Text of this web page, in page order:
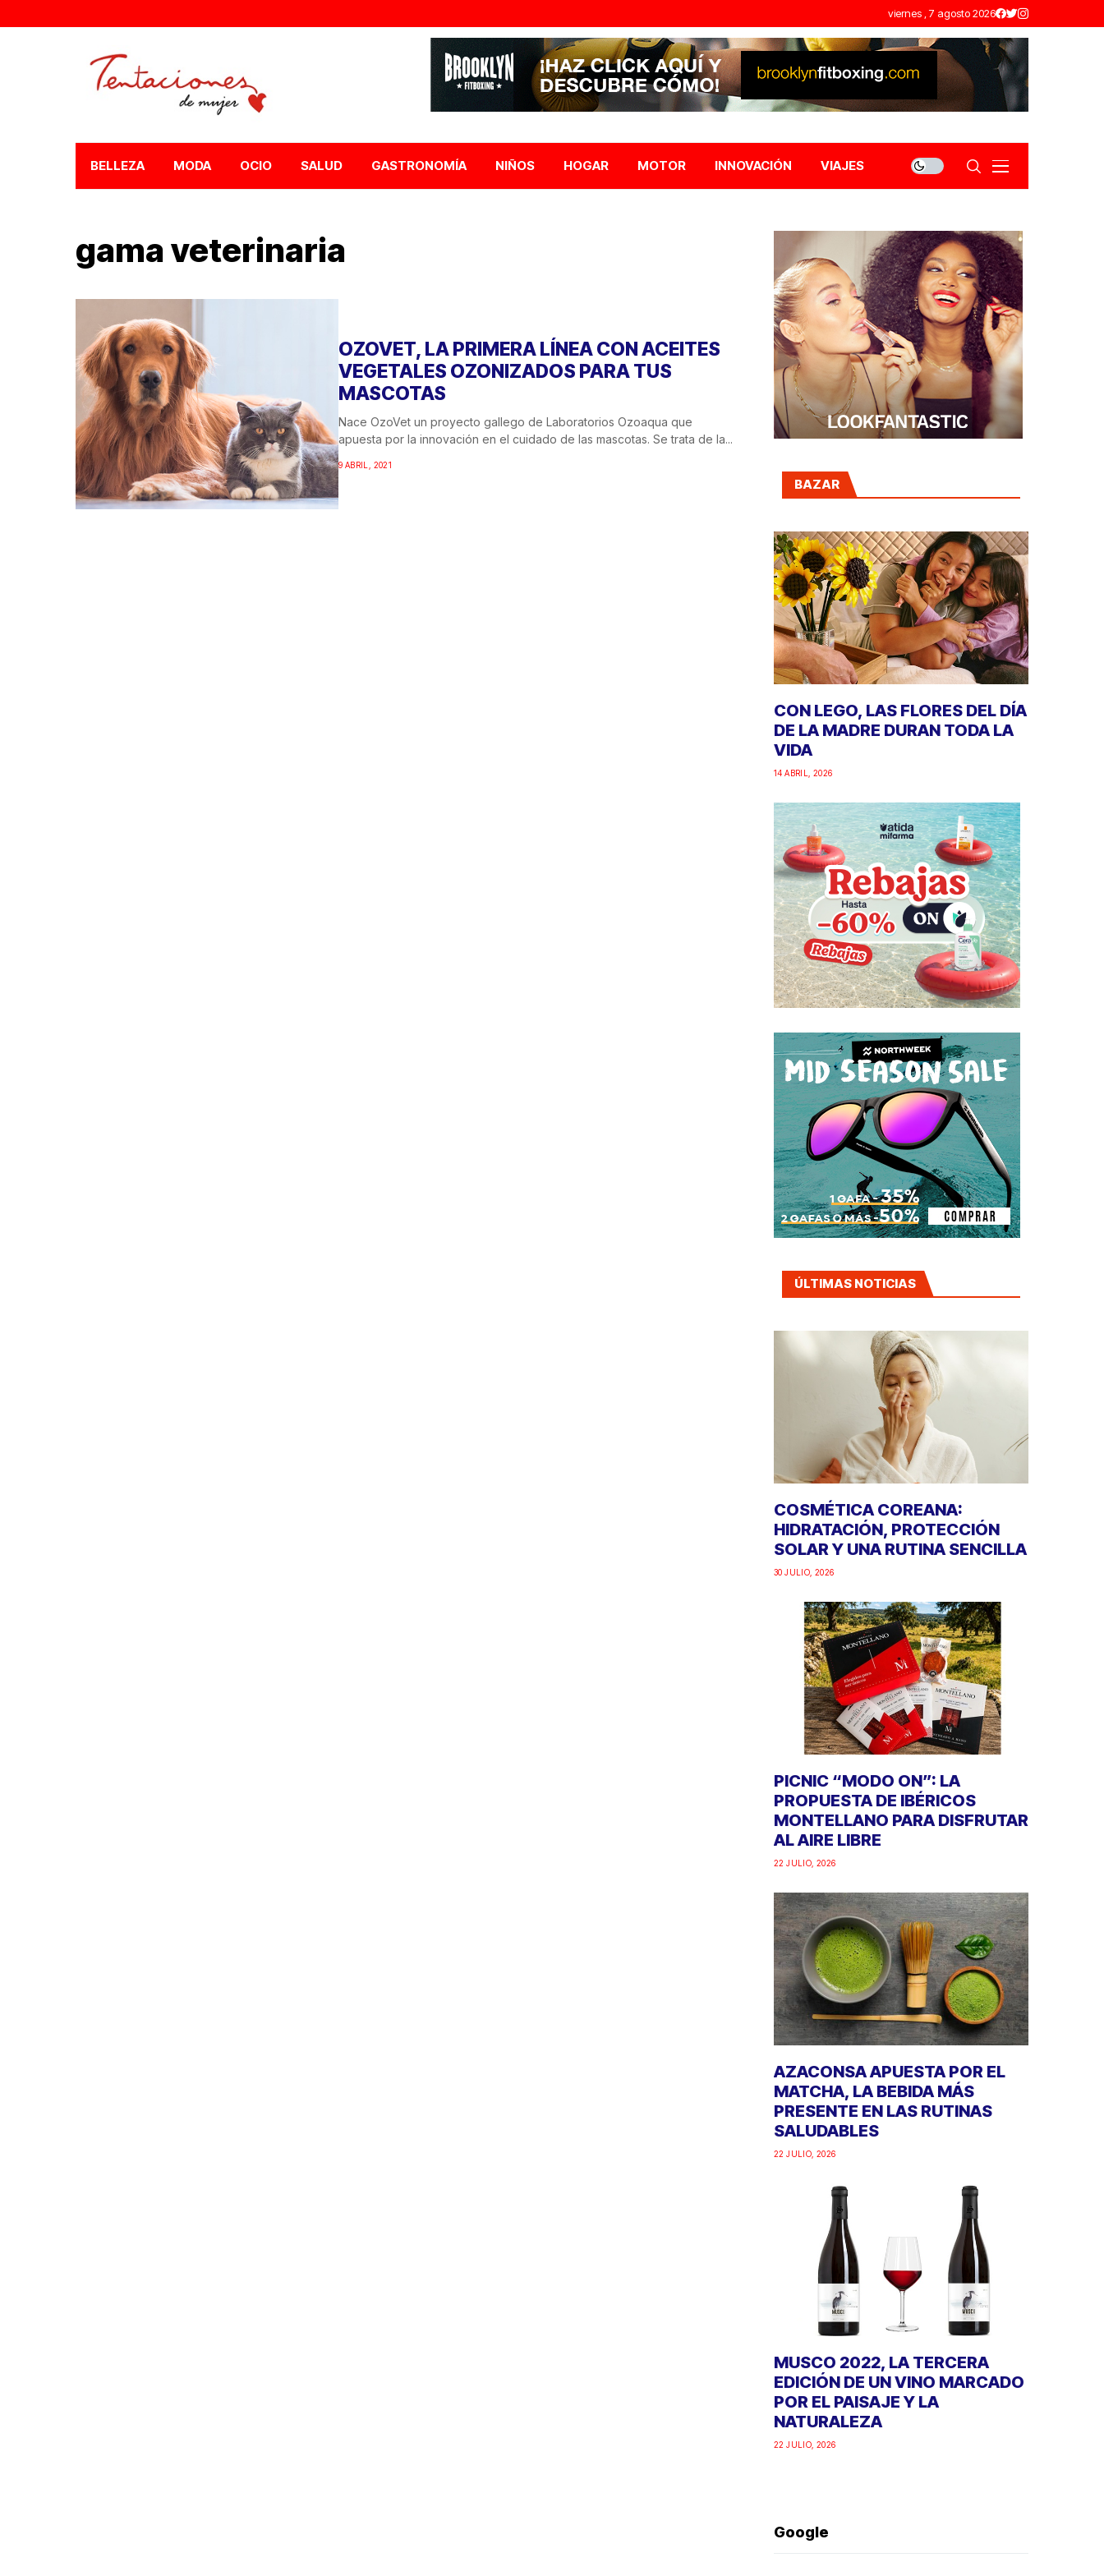
viernes , 7 agosto 2026
BELLEZA MODA OCIO SALUD GASTRONOMÍA NIÑOS HOGAR MOTOR INNOVACIÓN VIAJES
gama veterinaria
OZOVET, LA PRIMERA LÍNEA CON ACEITES
VEGETALES OZONIZADOS PARA TUS
MASCOTAS
Nace OzoVet un proyecto gallego de Laboratorios Ozoaqua que
apuesta por la innovación en el cuidado de las mascotas. Se trata de la...
9 ABRIL, 2021
BAZAR
CON LEGO, LAS FLORES DEL DÍA
DE LA MADRE DURAN TODA LA
VIDA
14 ABRIL, 2026
ÚLTIMAS NOTICIAS
COSMÉTICA COREANA:
HIDRATACIÓN, PROTECCIÓN
SOLAR Y UNA RUTINA SENCILLA
30 JULIO, 2026
PICNIC “MODO ON”: LA
PROPUESTA DE IBÉRICOS
MONTELLANO PARA DISFRUTAR
AL AIRE LIBRE
22 JULIO, 2026
AZACONSA APUESTA POR EL
MATCHA, LA BEBIDA MÁS
PRESENTE EN LAS RUTINAS
SALUDABLES
22 JULIO, 2026
MUSCO 2022, LA TERCERA
EDICIÓN DE UN VINO MARCADO
POR EL PAISAJE Y LA
NATURALEZA
22 JULIO, 2026
Google